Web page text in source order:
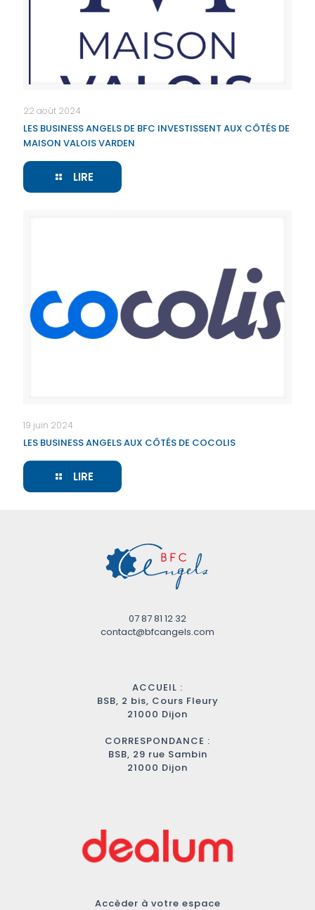
22 août 2024
LES BUSINESS ANGELS DE BFC INVESTISSENT AUX CÔTÉS DE
MAISON VALOIS VARDEN
LIRE
19 juin 2024
LES BUSINESS ANGELS AUX CÔTÉS DE COCOLIS
LIRE
07 87 81 12 32
contact@bfcangels.com
ACCUEIL :
BSB, 2 bis, Cours Fleury
21000 Dijon
CORRESPONDANCE :
BSB, 29 rue Sambin
21000 Dijon
Accèder à votre espace